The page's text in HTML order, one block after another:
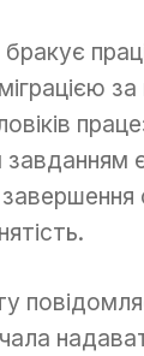
бракує
є